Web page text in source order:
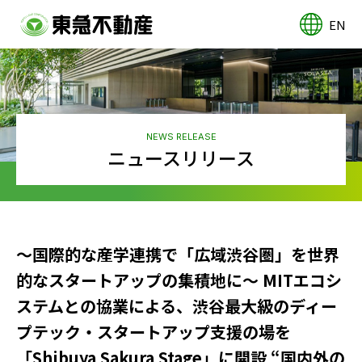
EN
NEWS RELEASE
ニュースリリース
～国際的な産学連携で「広域渋谷圏」を世界
的なスタートアップの集積地に～ MITエコシ
ステムとの協業による、渋谷最大級のディー
プテック・スタートアップ支援の場を